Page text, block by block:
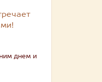
днем и